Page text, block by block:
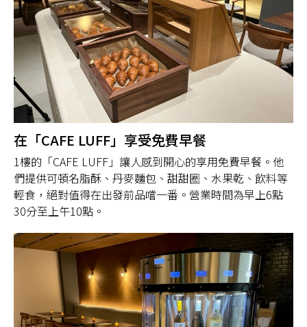
在「CAFE LUFF」享受免費早餐
1樓的「CAFE LUFF」讓人感到開心的享用免費早餐。他
們提供可頓名脂酥、丹麥麵包、甜甜圈、水果乾、飲料等
輕食，絕對值得在出發前品嚐一番。營業時間為早上6點
30分至上午10點。